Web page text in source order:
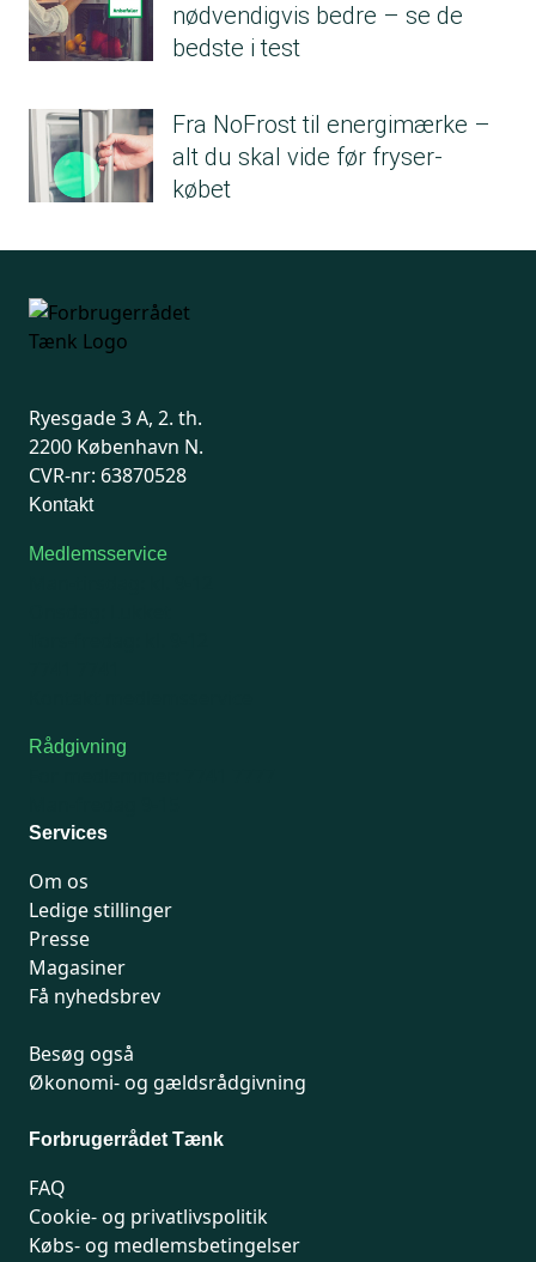
nødvendigvis bedre – se de
bedste i test
Fra NoFrost til energimærke –
alt du skal vide før fryser-
købet
Ryesgade 3 A, 2. th.
2200 København N.
CVR-nr: 63870528
Kontakt
Medlemsservice
Rådgivning
Services
Om os
Ledige stillinger
Presse
Magasiner
Få nyhedsbrev
Besøg også
Økonomi- og gældsrådgivning
Forbrugerrådet Tænk
FAQ
Cookie- og privatlivspolitik
Købs- og medlemsbetingelser